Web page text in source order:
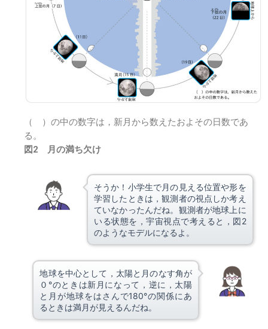
（ ）の中の数字は，新月から数えたおよその日数であ
る。
図2 月の満ち欠け
そうか！小学生で月の見える位置や形を
学習したときは，観測者の視点しか考え
ていなかったんだね。観測者が地球上に
いる状態を，宇宙視点で考えると，図2
のようなモデルになるよ。
地球を中心として，太陽と月のなす角が
０°のときは新月になって，逆に，太陽
と月が地球をはさんで180°の関係にあ
るときは満月が見えるんだね。